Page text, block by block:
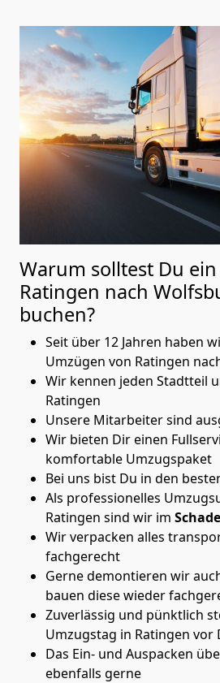
Warum solltest Du
Ratingen nach
buchen?
Seit über 12 Jahren haben
Umzügen von Ratingen
Wir kennen jeden Stadtteil
Ratingen
Unsere Mitarbeiter sind
Wir bieten Dir einen
komfortable Umzugspaket
Bei uns bist Du in den
Als professionelles
Ratingen sind wir im
Wir verpacken alles
fachgerecht
Gerne demontieren wir
bauen diese wieder
Zuverlässig und pünktlich
Umzugstag in Ratingen vor
Das Ein- und Auspacken
ebenfalls gerne